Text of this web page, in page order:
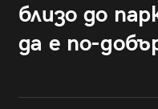
близо до
да е по-